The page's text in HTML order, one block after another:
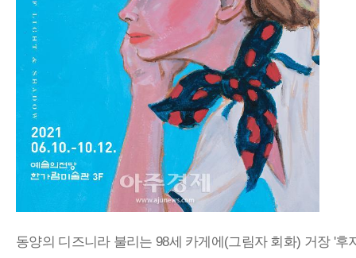
동양의 디즈니라 불리는 98세 카게에(그림자 회화) 거장 '